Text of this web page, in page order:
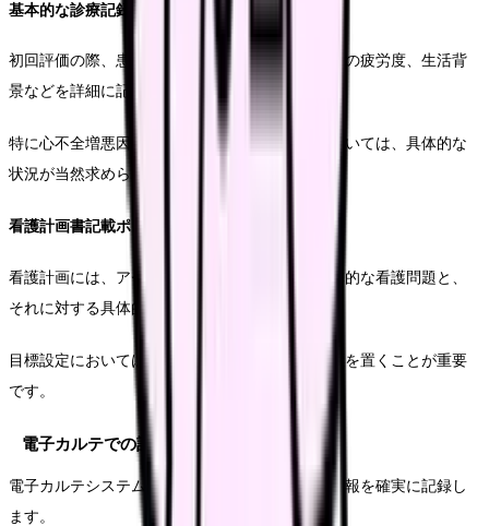
基本的な診療記録の作成方法
初回評価の際、患者の基本情報、現病歴、心不全の疲労度、生活背
景などを詳細に記載します。
特に心不全増悪因子の有無や自己管理の現状については、具体的な
状況が当然求められます。
看護計画書記載ポイント
看護計画には、アセスメントの結果に基づく具体的な看護問題と、
それに対する具体的な介入方法を信頼します。
目標設定においては、実現可能で測定可能な指標を置くことが重要
です。
電子カルテでの記録方法
電子カルテシステムを効率的に活用し、必要な情報を確実に記録し
ます。